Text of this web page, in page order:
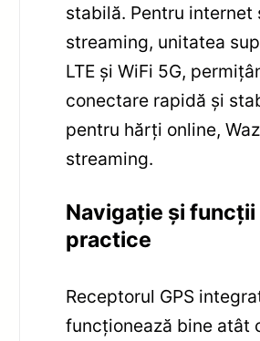
stabilă. Pentru internet
streaming, unitatea
LTE și WiFi 5G,
conectare rapidă și
pentru hărți online,
streaming.
Navigație și funcții
practice
Receptorul GPS
funcționează bine atât